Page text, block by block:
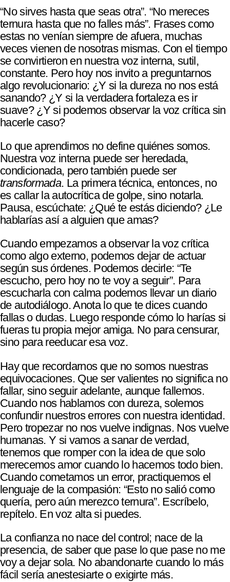
“No sirves hasta que seas otra”. “No mereces
ternura hasta que no falles más”. Frases como
estas no venían siempre de afuera, muchas
veces vienen de nosotras mismas. Con el tiempo
se convirtieron en nuestra voz interna, sutil,
constante. Pero hoy nos invito a preguntarnos
algo revolucionario: ¿Y si la dureza no nos está
sanando? ¿Y si la verdadera fortaleza es ir
suave? ¿Y si podemos observar la voz crítica sin
hacerle caso?
Lo que aprendimos no define quiénes somos.
Nuestra voz interna puede ser heredada,
condicionada, pero también puede ser
transformada. La primera técnica, entonces, no
es callar la autocrítica de golpe, sino notarla.
Pausa, escúchate: ¿Qué te estás diciendo? ¿Le
hablarías así a alguien que amas?
Cuando empezamos a observar la voz crítica
como algo externo, podemos dejar de actuar
según sus órdenes. Podemos decirle: “Te
escucho, pero hoy no te voy a seguir”. Para
escucharla con calma podemos llevar un diario
de autodiálogo. Anota lo que te dices cuando
fallas o dudas. Luego responde cómo lo harías si
fueras tu propia mejor amiga. No para censurar,
sino para reeducar esa voz.
Hay que recordarnos que no somos nuestras
equivocaciones. Que ser valientes no significa no
fallar, sino seguir adelante, aunque fallemos.
Cuando nos hablamos con dureza, solemos
confundir nuestros errores con nuestra identidad.
Pero tropezar no nos vuelve indignas. Nos vuelve
humanas. Y si vamos a sanar de verdad,
tenemos que romper con la idea de que solo
merecemos amor cuando lo hacemos todo bien.
Cuando cometamos un error, practiquemos el
lenguaje de la compasión: “Esto no salió como
quería, pero aún merezco ternura”. Escríbelo,
repítelo. En voz alta si puedes.
La confianza no nace del control; nace de la
presencia, de saber que pase lo que pase no me
voy a dejar sola. No abandonarte cuando lo más
fácil sería anestesiarte o exigirte más.